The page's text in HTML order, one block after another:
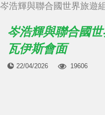
岑浩輝與聯合國世界旅遊
岑浩輝與聯合國
瓦伊斯會面
22/04/2026 19606